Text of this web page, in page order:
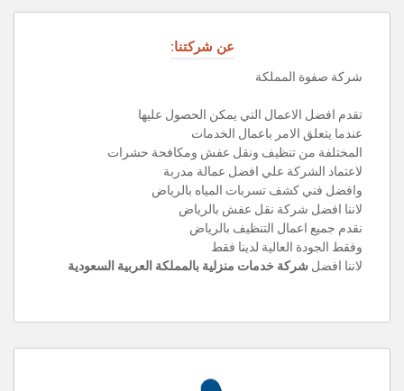
عن شركتنا:
شركة صفوة المملكة
تقدم افضل الاعمال التي يمكن الحصول عليها
عندما يتعلق الامر باعمال الخدمات
المختلفة من تنظيف ونقل عفش ومكافحة حشرات
لاعتماد الشركة علي افضل عمالة مدربة
وافضل فني كشف تسربات المياه بالرياض
لاننا افضل شركة نقل عفش بالرياض
نقدم جميع اعمال التنظيف بالرياض
وفقط الجودة العالية لدينا فقط
لاننا افضل شركة خدمات منزلية بالمملكة العربية السعودية